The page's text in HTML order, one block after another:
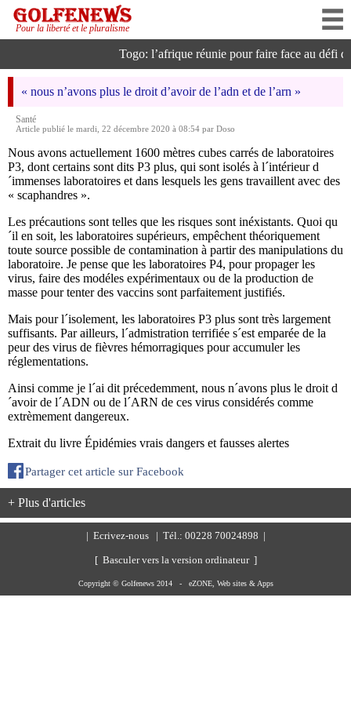
Pour la liberté et le pluralisme
Togo: l’afrique réunie pour faire face au défi
« nous n’avons plus le droit d’avoir de l’adn et de l’arn »
Santé
Article publié le mardi, 22 décembre 2020 à 08:54 par Doso
Nous avons actuellement 1600 mètres cubes carrés de laboratoires
P3, dont certains sont dits P3 plus, qui sont isolés à l´intérieur d
´immenses laboratoires et dans lesquels les gens travaillent avec des
« scaphandres ».
Les précautions sont telles que les risques sont inéxistants. Quoi qu
´il en soit, les laboratoires supérieurs, empêchent théoriquement
toute source possible de contamination à partir des manipulations du
laboratoire. Je pense que les laboratoires P4, pour propager les
virus, faire des modéles expérimentaux ou de la production de
masse pour tenter des vaccins sont parfaitement justifiés.
Mais pour l´isolement, les laboratoires P3 plus sont très largement
suffisants. Par ailleurs, l´admistration terrifiée s´est emparée de la
peur des virus de fièvres hémorragiques pour accumuler les
réglementations.
Ainsi comme je l´ai dit précedemment, nous n´avons plus le droit d
´avoir de l´ADN ou de l´ARN de ces virus considérés comme
extrèmement dangereux.
Extrait du livre Épidémies vrais dangers et fausses alertes
Partager cet article sur Facebook
+ Plus d'articles
Ecrivez-nous | Tél.: 00228 70024898 |
[ Basculer vers la version ordinateur ]
Copyright © Golfenews 2014 - eZONE, Web sites & Apps